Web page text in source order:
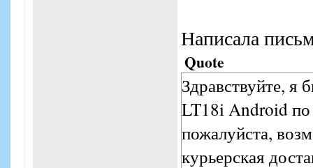
Написала
Quote
Здравствуйте, я
LT18i Android по
пожалуйста,
курьерская